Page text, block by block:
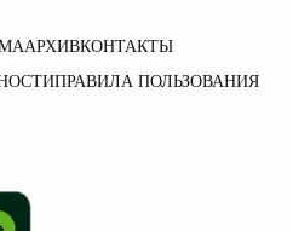
АРХИВКОНТАКТЫ
ПРАВИЛА ПОЛЬЗОВАНИЯ